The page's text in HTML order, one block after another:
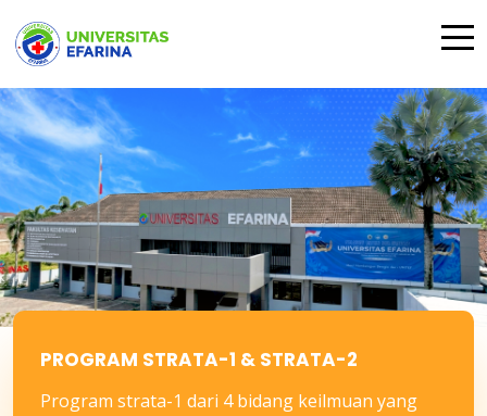
PROGRAM STRATA-1 & STRATA-2
Program strata-1 dari 4 bidang keilmuan yang